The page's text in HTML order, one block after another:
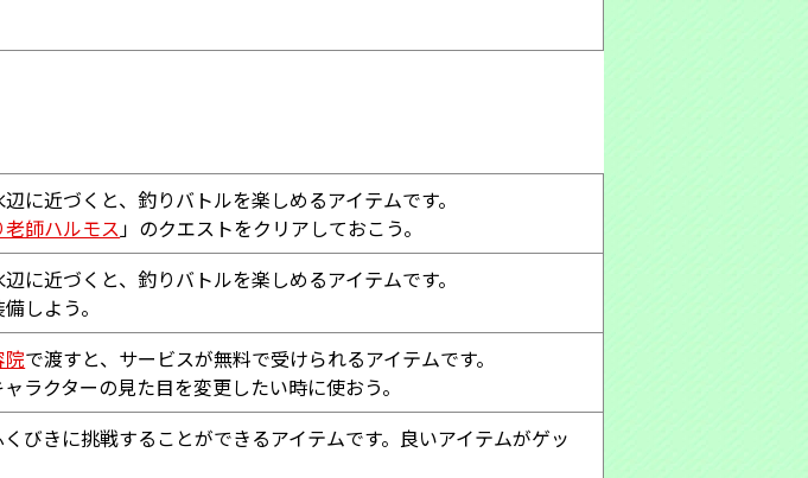
に近づくと、釣りバトルを楽しめるアイテムです。
老師ハルモス」のクエストをクリアしておこう。
に近づくと、釣りバトルを楽しめるアイテムです。
しよう。
院で渡すと、サービスが無料で受けられるアイテムです。
ラクターの見た目を変更したい時に使おう。
びきに挑戦することができるアイテムです。良いアイテムがゲッ